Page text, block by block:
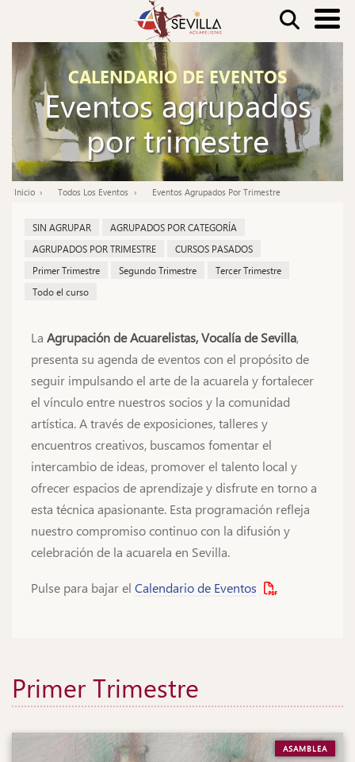
contenido
principal
Buscar
CALENDARIO DE EVENTOS
Eventos agrupados
por trimestre
Ruta
navegación
Inicio Todos Los Eventos Eventos Agrupados Por Trimestre
SIN AGRUPAR
AGRUPADOS POR CATEGORÍA
AGRUPADOS POR TRIMESTRE
CURSOS PASADOS
Primer Trimestre
Segundo Trimestre
Tercer Trimestre
Todo el curso
La Agrupación de Acuarelistas, Vocalía de Sevilla,
presenta su agenda de eventos con el propósito de
seguir impulsando el arte de la acuarela y fortalecer
el vínculo entre nuestros socios y la comunidad
artística. A través de exposiciones, talleres y
encuentros creativos, buscamos fomentar el
intercambio de ideas, promover el talento local y
ofrecer espacios de aprendizaje y disfrute en torno a
esta técnica apasionante. Esta programación refleja
nuestro compromiso continuo con la difusión y
celebración de la acuarela en Sevilla.
Pulse para bajar el Calendario de Eventos
Primer Trimestre
ASAMBLEA